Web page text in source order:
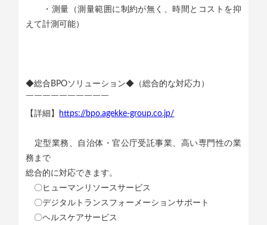
・測量（測量範囲に制約が無く、時間とコストを抑
えて計測可能）
◆総合BPOソリューション◆（総合的な対応力）
￣￣￣￣￣￣￣￣￣￣
【詳細】
https://bpo.agekke-group.co.jp/
定型業務、自治体・官公庁受託事業、高い専門性の業
務まで
総合的に対応できます。
〇ヒューマンリソースサービス
〇デジタルトランスフォーメーションサポート
〇ヘルスケアサービス